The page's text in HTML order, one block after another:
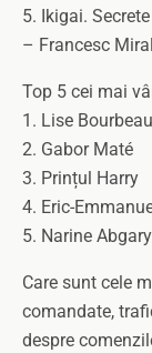
5. Ikigai.
– Francesc
Top 5 cei mai
1. Lise Bourbeau
2. Gabor Maté
3. Prințul Harry
4. Eric-
5. Narine
Care sunt cele
comandate,
despre